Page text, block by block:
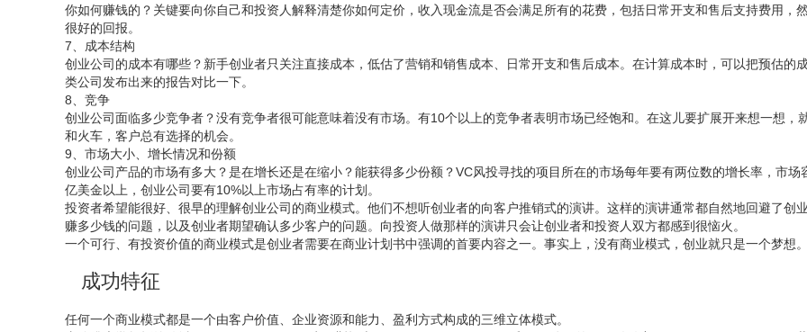
你如何赚钱的？关键要向你自己和投资人解释清楚你如何定价，收入现金流是否会满足所有的花费，包括日常开支和售后支持费用，
很好的回报。
7、成本结构
创业公司的成本有哪些？新手创业者只关注直接成本，低估了营销和销售成本、日常开支和售后成本。在计算成本时，可以把预估的
类公司发布出来的报告对比一下。
8、竞争
创业公司面临多少竞争者？没有竞争者很可能意味着没有市场。有10个以上的竞争者表明市场已经饱和。在这儿要扩展开来想一想，
和火车，客户总有选择的机会。
9、市场大小、增长情况和份额
创业公司产品的市场有多大？是在增长还是在缩小？能获得多少份额？VC风投寻找的项目所在的市场每年要有两位数的增长率，市场
亿美金以上，创业公司要有10%以上市场占有率的计划。
投资者希望能很好、很早的理解创业公司的商业模式。他们不想听创业者的向客户推销式的演讲。这样的演讲通常都自然地回避了创
赚多少钱的问题，以及创业者期望确认多少客户的问题。向投资人做那样的演讲只会让创业者和投资人双方都感到很恼火。
一个可行、有投资价值的商业模式是创业者需要在商业计划书中强调的首要内容之一。事实上，没有商业模式，创业就只是一个梦想。
成功特征
任何一个商业模式都是一个由客户价值、企业资源和能力、盈利方式构成的三维立体模式。